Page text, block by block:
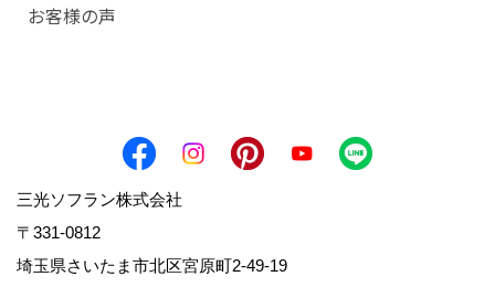
お客様の声
三光ソフラン株式会社
〒331-0812
埼玉県さいたま市北区宮原町2-49-19